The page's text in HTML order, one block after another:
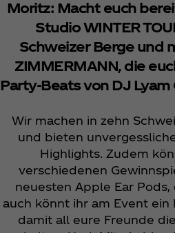
Moritz: Macht euch
Studio WINTER
Schweizer Berge und
ZIMMERMANN, die
Party-Beats von DJ
Wir machen in zehn
und bieten
Highlights. Zudem
verschiedenen
neuesten Apple Ear Pods,
auch könnt ihr am Event ein
damit all eure Freunde